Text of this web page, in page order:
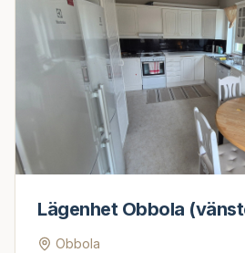
Lägenhet Obbola
Obbola